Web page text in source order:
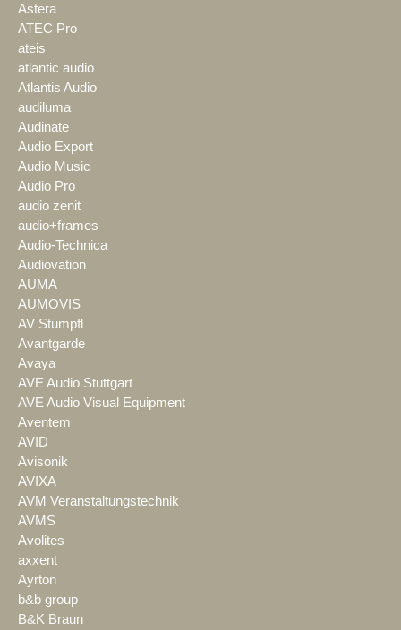
Astera
ATEC Pro
ateis
atlantic audio
Atlantis Audio
audiluma
Audinate
Audio Export
Audio Music
Audio Pro
audio zenit
audio+frames
Audio-Technica
Audiovation
AUMA
AUMOVIS
AV Stumpfl
Avantgarde
Avaya
AVE Audio Stuttgart
AVE Audio Visual Equipment
Aventem
AVID
Avisonik
AVIXA
AVM Veranstaltungstechnik
AVMS
Avolites
axxent
Ayrton
b&b group
B&K Braun